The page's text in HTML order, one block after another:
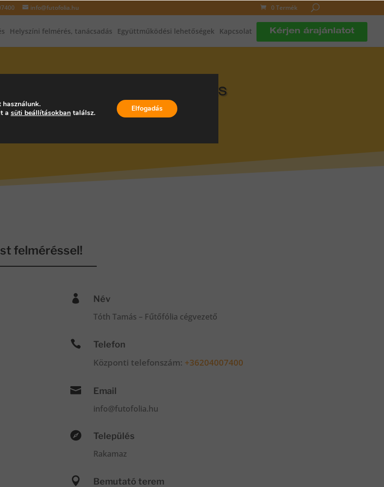
info@futofolia.hu 0 Termék
Helyszíni felmérés, tanácsadás Együttműködési lehetőségek Kapcsolat Kérjen árajánlatot
INFRAPANEL, PADLÓFŰTÉS
felméréssel!
 Név
Tóth Tamás – Fűtőfólia cégvezető
 Telefon
Központi telefonszám: +36204007400
 Email
info@futofolia.hu
 Település
Rakamaz
 Bemutató terem
a süti beállításokbantalálsz. Elfogadás